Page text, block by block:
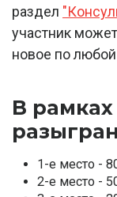
раздел
участник
новое по
В
1-е место -
2-е место -